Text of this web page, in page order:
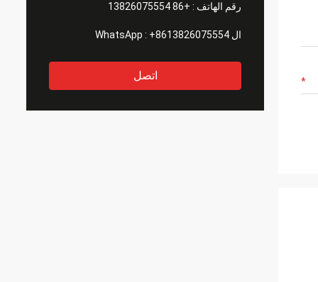
رقم الهاتف : +86 13826075554
ال WhatsApp : +8613826075554
اتصل